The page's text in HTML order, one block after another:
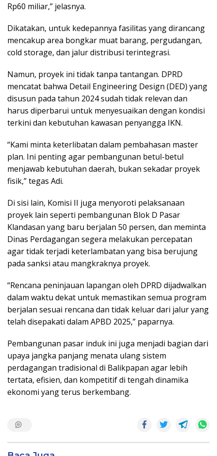
Rp60 miliar,” jelasnya.
Dikatakan, untuk kedepannya fasilitas yang dirancang
mencakup area bongkar muat barang, pergudangan,
cold storage, dan jalur distribusi terintegrasi.
Namun, proyek ini tidak tanpa tantangan. DPRD
mencatat bahwa Detail Engineering Design (DED) yang
disusun pada tahun 2024 sudah tidak relevan dan
harus diperbarui untuk menyesuaikan dengan kondisi
terkini dan kebutuhan kawasan penyangga IKN.
“Kami minta keterlibatan dalam pembahasan master
plan. Ini penting agar pembangunan betul-betul
menjawab kebutuhan daerah, bukan sekadar proyek
fisik,” tegas Adi.
Di sisi lain, Komisi II juga menyoroti pelaksanaan
proyek lain seperti pembangunan Blok D Pasar
Klandasan yang baru berjalan 50 persen, dan meminta
Dinas Perdagangan segera melakukan percepatan
agar tidak terjadi keterlambatan yang bisa berujung
pada sanksi atau mangkraknya proyek.
“Rencana peninjauan lapangan oleh DPRD dijadwalkan
dalam waktu dekat untuk memastikan semua program
berjalan sesuai rencana dan tidak keluar dari jalur yang
telah disepakati dalam APBD 2025,” paparnya.
Pembangunan pasar induk ini juga menjadi bagian dari
upaya jangka panjang menata ulang sistem
perdagangan tradisional di Balikpapan agar lebih
tertata, efisien, dan kompetitif di tengah dinamika
ekonomi yang terus berkembang.